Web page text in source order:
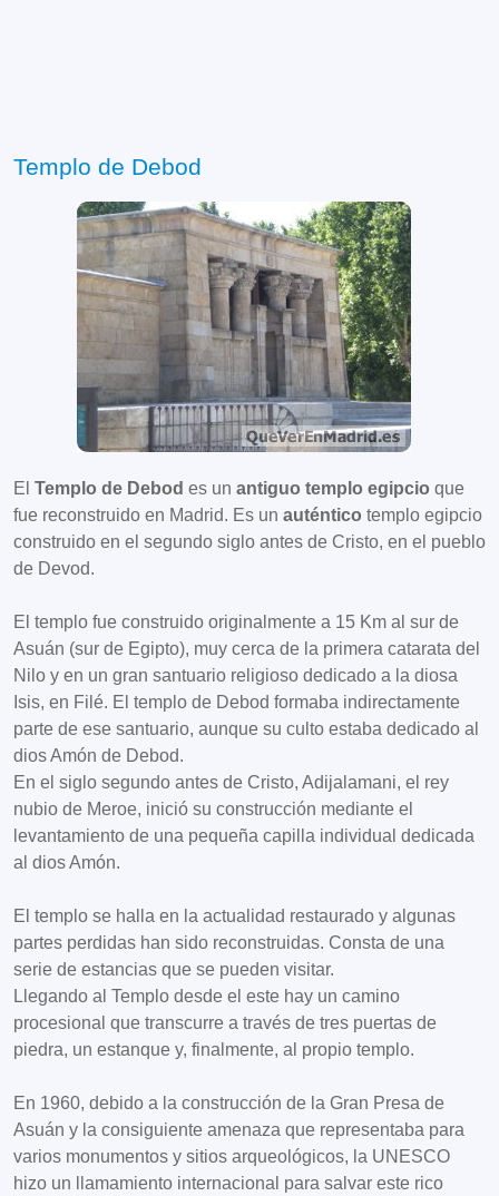
Templo de Debod
El Templo de Debod es un antiguo templo egipcio que
fue reconstruido en Madrid. Es un auténtico templo egipcio
construido en el segundo siglo antes de Cristo, en el pueblo
de Devod.
El templo fue construido originalmente a 15 Km al sur de
Asuán (sur de Egipto), muy cerca de la primera catarata del
Nilo y en un gran santuario religioso dedicado a la diosa
Isis, en Filé. El templo de Debod formaba indirectamente
parte de ese santuario, aunque su culto estaba dedicado al
dios Amón de Debod.
En el siglo segundo antes de Cristo, Adijalamani, el rey
nubio de Meroe, inició su construcción mediante el
levantamiento de una pequeña capilla individual dedicada
al dios Amón.
El templo se halla en la actualidad restaurado y algunas
partes perdidas han sido reconstruidas. Consta de una
serie de estancias que se pueden visitar.
Llegando al Templo desde el este hay un camino
procesional que transcurre a través de tres puertas de
piedra, un estanque y, finalmente, al propio templo.
En 1960, debido a la construcción de la Gran Presa de
Asuán y la consiguiente amenaza que representaba para
varios monumentos y sitios arqueológicos, la UNESCO
hizo un llamamiento internacional para salvar este rico